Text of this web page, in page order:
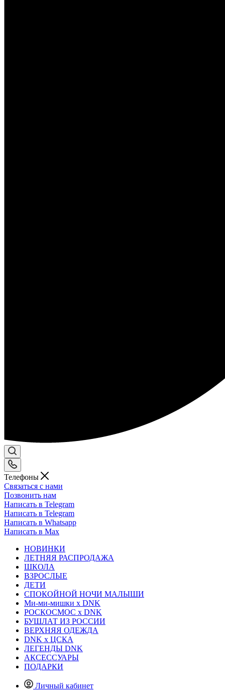
Телефоны
Связаться с нами
Позвонить нам
Написать в Telegram
Написать в Telegram
Написать в Whatsapp
Написать в Max
НОВИНКИ
ЛЕТНЯЯ РАСПРОДАЖА
ШКОЛА
ВЗРОСЛЫЕ
ДЕТИ
СПОКОЙНОЙ НОЧИ МАЛЫШИ
Ми-ми-мишки x DNK
РОСКОСМОС x DNK
БУШЛАТ ИЗ РОССИИ
ВЕРХНЯЯ ОДЕЖДА
DNK x ЦСКА
ЛЕГЕНДЫ DNK
АКСЕССУАРЫ
ПОДАРКИ
Личный кабинет